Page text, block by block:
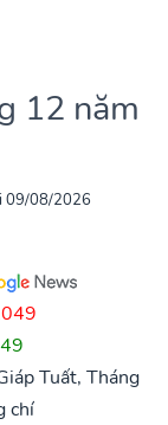
12 năm
09/08/2026
Tuất, Tháng
chí